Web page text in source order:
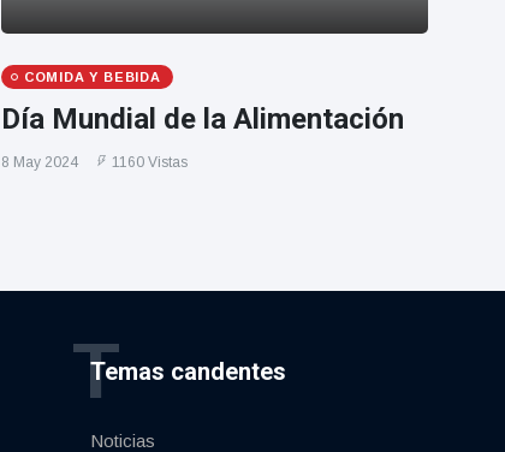
COMIDA Y BEBIDA
Día Mundial de la Alimentación
8 May 2024 1160 Vistas
Temas candentes
T
Noticias